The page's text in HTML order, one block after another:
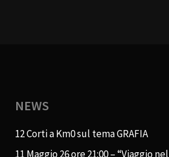
NEWS
12 Corti a Km0 sul tema GRAFIA
11 Maggio 26 ore 21:00 – “Viaggio